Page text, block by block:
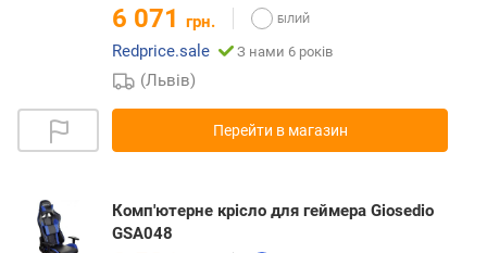
6 071 грн.
Redprice.sale
З нами 6 років
(Львів)
Перейти в магазин
Комп'ютерне крісло для геймера Giosedio
GSA048